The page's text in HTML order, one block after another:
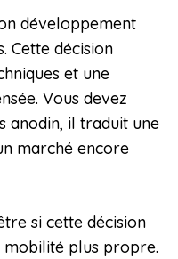
développement
Cette décision
et une
Vous devez
anodin, il traduit une
marché encore
si cette décision
plus propre.